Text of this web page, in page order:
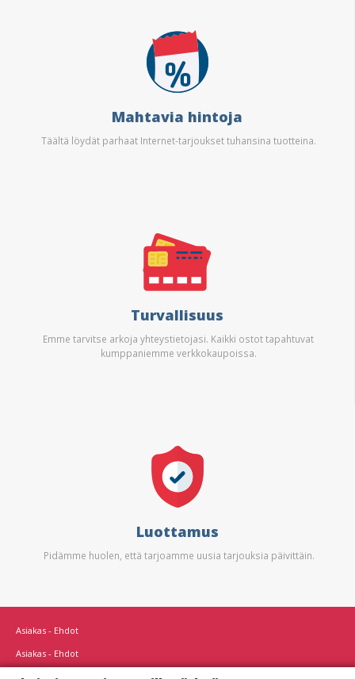
Mahtavia hintoja
Täältä löydät parhaat Internet-tarjoukset tuhansina tuotteina.
Turvallisuus
Emme tarvitse arkoja yhteystietojasi. Kaikki ostot tapahtuvat
kumppaniemme verkkokaupoissa.
Luottamus
Pidämme huolen, että tarjoamme uusia tarjouksia päivittäin.
Asiakas - Ehdot
Asiakas - Ehdot
Asiakas - Tietosuojakäytäntö